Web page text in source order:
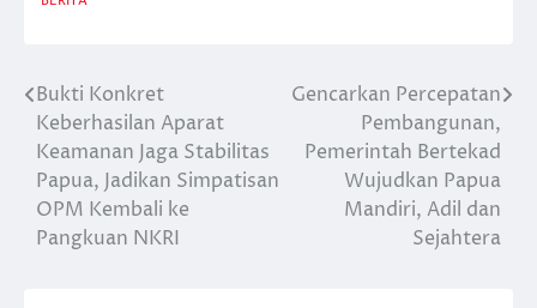
Post
navigation
Bukti Konkret
Keberhasilan Aparat
Keamanan Jaga Stabilitas
Papua, Jadikan Simpatisan
OPM Kembali ke
Pangkuan NKRI
Gencarkan Percepatan
Pembangunan,
Pemerintah Bertekad
Wujudkan Papua
Mandiri, Adil dan
Sejahtera